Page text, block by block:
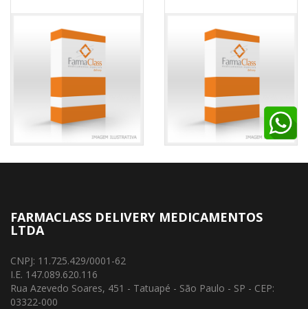
FARMACLASS DELIVERY MEDICAMENTOS
LTDA
CNPJ: 11.725.429/0001-62
I.E. 147.089.620.116
Rua Azevedo Soares, 451 - Tatuapé - São Paulo - SP - CEP:
03322-000